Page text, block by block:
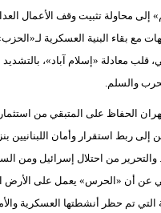
إلى محاولة تثبيت وقف الأعمال
مع بقاء البنية العسكرية
قلب معادلة «إسلام آباد»،
والسلم.
الحفاظ على المتبقي من
ربط استقرار وأمان اللبنانيين
والتحرير من احتلال إسرائيل ومن
عن أن «الحرس» يعمل على الأرض
التي تم حظر أنشطتها العسكرية